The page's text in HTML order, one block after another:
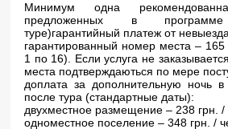
Минимум одна
предложенных в
туре)гарантийный платеж от
гарантированный номер места – 165
1 по 16). Если услуга не
места подтверждаються по мере
доплата за дополнительную ночь
после тура (стандартные даты):
двухместное размещение – 238 грн.
одноместное поселение – 348 грн. /